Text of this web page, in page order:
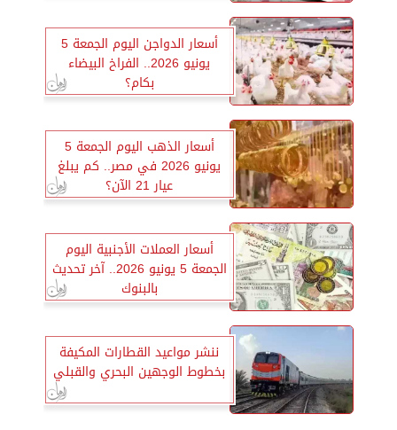
أسعار الدواجن اليوم الجمعة 5
يونيو 2026.. الفراخ البيضاء
بكام؟
أسعار الذهب اليوم الجمعة 5
يونيو 2026 في مصر.. كم يبلغ
عيار 21 الآن؟
أسعار العملات الأجنبية اليوم
الجمعة 5 يونيو 2026.. آخر تحديث
بالبنوك
ننشر مواعيد القطارات المكيفة
بخطوط الوجهين البحري والقبلي